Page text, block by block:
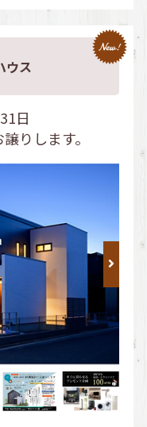
ウス
日
りします。